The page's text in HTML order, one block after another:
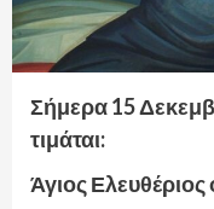
Σήμερα 15
τιμάται:
Άγιος